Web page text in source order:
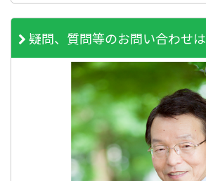
疑問、質問等のお問い合わせは